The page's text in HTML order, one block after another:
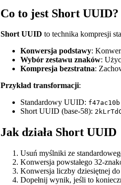
Co to jest Short UUID?
Short UUID to technika kompresji
Konwersja podstawy:
Wybór zestawu znaków:
Kompresja bezstratna:
Przykład transformacji:
Standardowy UUID:
Short UUID (base-58):
Jak działa Short UUID
Usuń myślniki ze
Konwersja powstałego 32-
Konwersja liczby dziesiętnej
Dopełnij wynik, jeśli to